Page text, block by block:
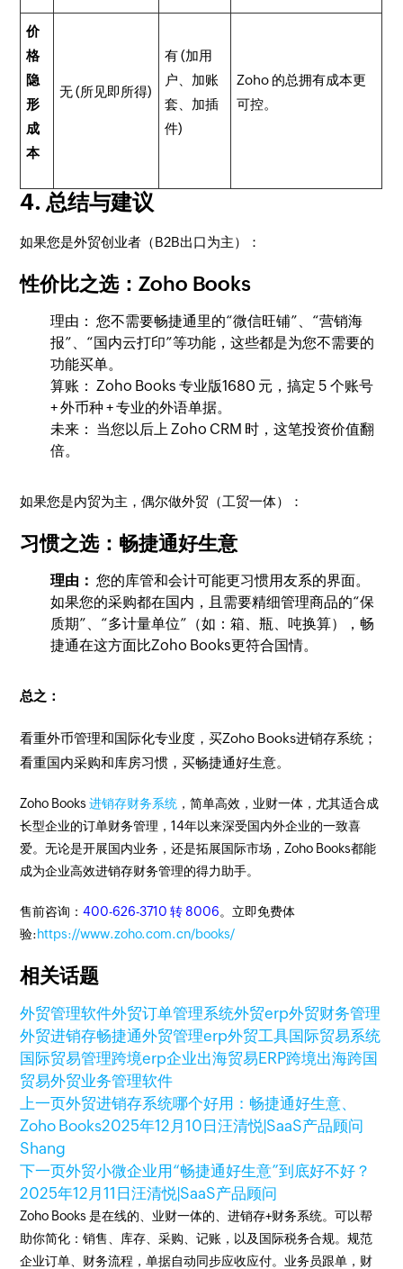
价
格
隐
形
成
本
无 (所见即所得)
有 (加用
户、加账
套、加插
件)
Zoho 的总拥有成本更
可控。
4. 总结与建议
如果您是外贸创业者（B2B出口为主）：
性价比之选：Zoho Books
理由： 您不需要畅捷通里的“微信旺铺”、“营销海
报”、“国内云打印”等功能，这些都是为您不需要的
功能买单。
算账： Zoho Books 专业版1680 元，搞定 5 个账号
+ 外币种 + 专业的外语单据。
未来： 当您以后上 Zoho CRM 时，这笔投资价值翻
倍。
如果您是内贸为主，偶尔做外贸（工贸一体）：
习惯之选：畅捷通好生意
理由： 您的库管和会计可能更习惯用友系的界面。
如果您的采购都在国内，且需要精细管理商品的“保
质期”、“多计量单位”（如：箱、瓶、吨换算），畅
捷通在这方面比Zoho Books更符合国情。
总之：
看重外币管理和国际化专业度，买Zoho Books进销存系统；
看重国内采购和库房习惯，买畅捷通好生意。
Zoho Books进销存财务系统 ，简单高效，业财一体，尤其适合成
长型企业的订单财务管理，14年以来深受国内外企业的一致喜
爱。无论是开展国内业务，还是拓展国际市场，Zoho Books都能
成为企业高效进销存财务管理的得力助手。
售前咨询：400-626-3710 转 8006。立即免费体
验:https://www.zoho.com.cn/books/
相关话题
外贸管理软件外贸订单管理系统外贸erp外贸财务管理
外贸进销存畅捷通外贸管理erp外贸工具国际贸易系统
国际贸易管理跨境erp企业出海贸易ERP跨境出海跨国
贸易外贸业务管理软件
上一页外贸进销存系统哪个好用：畅捷通好生意、
Zoho Books2025年12月10日汪清悦|SaaS产品顾问
Shang
下一页外贸小微企业用“畅捷通好生意”到底好不好？
2025年12月11日汪清悦|SaaS产品顾问
Zoho Books 是在线的、业财一体的、进销存+财务系统。可以帮
助你简化：销售、库存、采购、记账，以及国际税务合规。规范
企业订单、财务流程，单据自动同步应收应付。业务员跟单，财